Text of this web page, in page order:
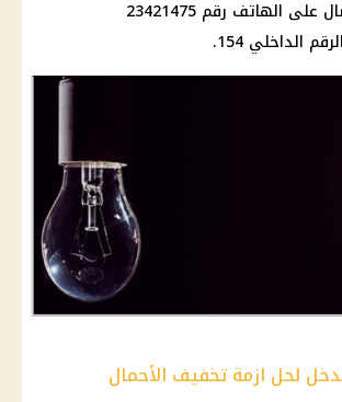
يمكن الاتصال على الهاتف رقم 23421475
الداخلي 154.
لحل ازمة تخفيف الأحمال